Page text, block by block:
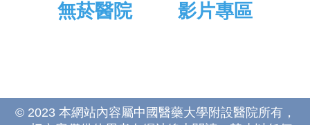
無菸醫院 影片專區
© 2023 本網站內容屬中國醫藥大學附設醫院所有，